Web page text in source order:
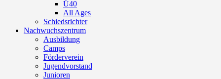
Ü40
All Ages
Schiedsrichter
Nachwuchszentrum
Ausbildung
Camps
Förderverein
Jugendvorstand
Junioren